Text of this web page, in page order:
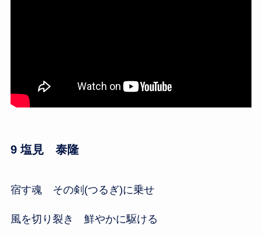
9 塩見 泰隆
宿す魂 その剣(つるぎ)に乗せ
風を切り裂き 鮮やかに駆ける